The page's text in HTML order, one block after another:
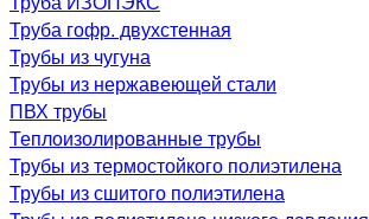
Труба гофр. двухстенная
Трубы из чугуна
Трубы из нержавеющей стали
ПВХ трубы
Теплоизолированные трубы
Трубы из термостойкого полиэтилена
Трубы из сшитого полиэтилена